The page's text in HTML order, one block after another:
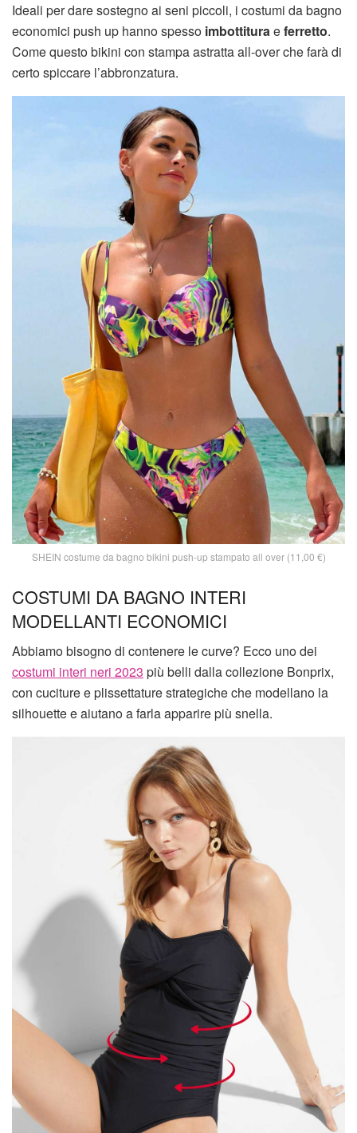
Ideali per dare sostegno ai seni piccoli, i costumi da bagno
economici push up hanno spesso imbottituraeferretto.
Come questo bikini con stampa astratta all-over che farà di
certo spiccare l’abbronzatura.
SHEIN costume da bagno bikini push-up stampato all over (11,00 €)
COSTUMI DA BAGNO INTERI
MODELLANTI ECONOMICI
Abbiamo bisogno di contenere le curve? Ecco uno dei
costumi interi neri 2023 più belli dalla collezione Bonprix,
con cuciture e plissettature strategiche che modellano la
silhouette e aiutano a farla apparire più snella.